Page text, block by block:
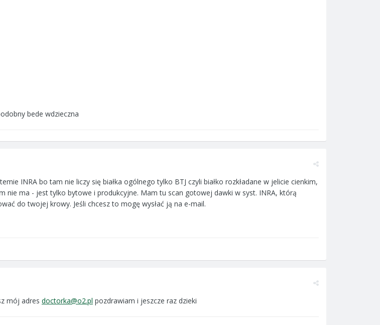
bede wdzieczna
INRA bo tam nie liczy się białka ogólnego tylko BTJ czyli białko rozkładane w jelicie cienkim,
nie ma - jest tylko bytowe i produkcyjne. Mam tu scan gotowej dawki w syst. INRA, którą
do twojej krowy. Jeśli chcesz to mogę wysłać ją na e-mail.
mój adres doctorka@o2.pl pozdrawiam i jeszcze raz dzieki